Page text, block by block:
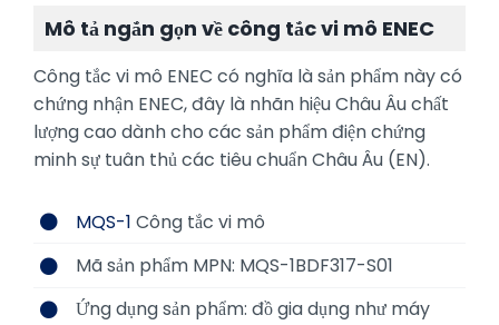
Mô tả ngắn gọn về công tắc vi mô ENEC
Công tắc vi mô ENEC có nghĩa là sản phẩm này có
chứng nhận ENEC, đây là nhãn hiệu Châu Âu chất
lượng cao dành cho các sản phẩm điện chứng
minh sự tuân thủ các tiêu chuẩn Châu Âu (EN).
MQS-1 Công tắc vi mô
Mã sản phẩm MPN: MQS-1BDF317-S01
Ứng dụng sản phẩm: đồ gia dụng như máy